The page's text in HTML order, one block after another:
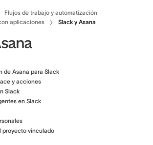
Flujos de trabajo y automatización
aplicaciones
Slack y Asana
de Asana para Slack
y acciones
Slack
en Slack
proyecto vinculado